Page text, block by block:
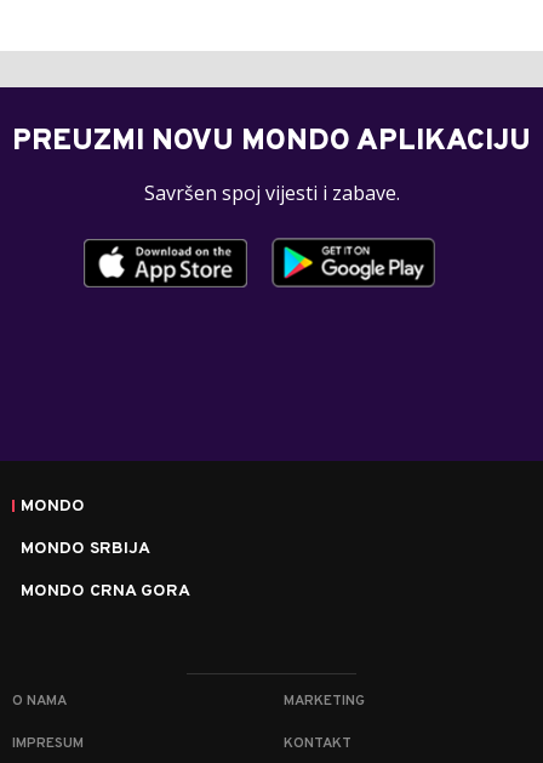
PREUZMI NOVU MONDO APLIKACIJU
Savršen spoj vijesti i zabave.
MONDO
MONDO SRBIJA
MONDO CRNA GORA
O NAMA MARKETING
IMPRESUM KONTAKT